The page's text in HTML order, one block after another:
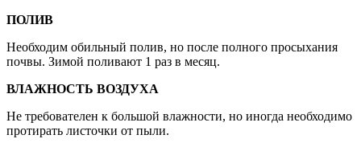
ПОЛИВ
Необходим обильный полив, но после полного просыхания
почвы. Зимой поливают 1 раз в месяц.
ВЛАЖНОСТЬ ВОЗДУХА
Не требователен к большой влажности, но иногда необходимо
протирать листочки от пыли.